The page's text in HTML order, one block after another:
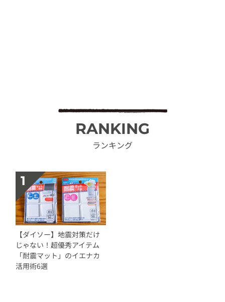
RANKING
ランキング
【ダイソー】地震対策だけ
じゃない！超優秀アイテム
「耐震マット」のイエナカ
活用術6選